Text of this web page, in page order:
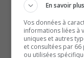
Selon plusieurs
manger des
à 50% de leur
Un
En savoir plus
Vos données à
informations liées à
uniques et autres
et consultées par
ou utilisées